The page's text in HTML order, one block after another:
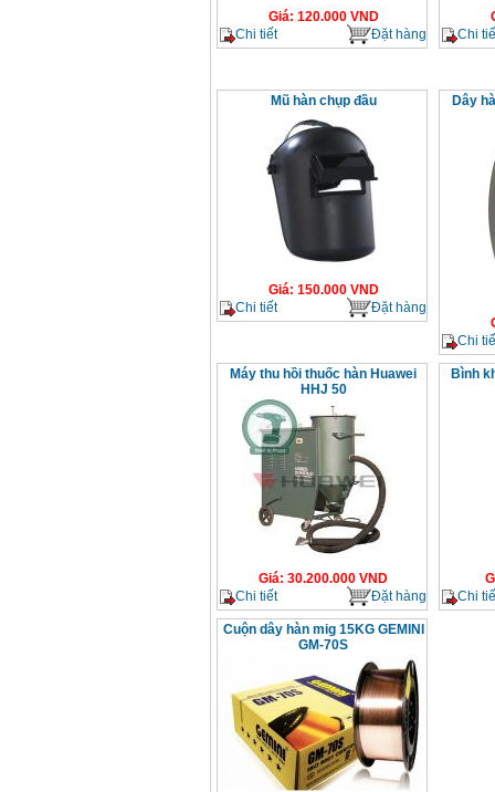
Giá: 120.000VND
Chi tiết
Đặt hàng
Chi
Mũ hàn chụp đầu
Giá: 150.000VND
Chi tiết
Đặt hàng
Dây
Chi
Máy thu hồi thuốc hàn Huawei
HHJ 50
Giá: 30.200.000 VND
Chi tiết
Đặt hàng
Bình
Chi
Cuộn dây hàn mig 15KG GEMINI
GM-70S